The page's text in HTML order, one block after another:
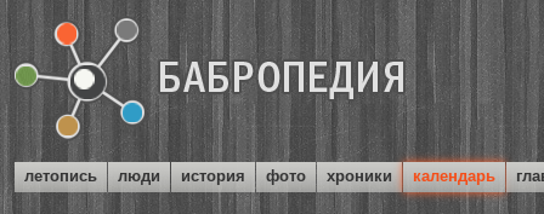
летопись люди история фото хроники календарь